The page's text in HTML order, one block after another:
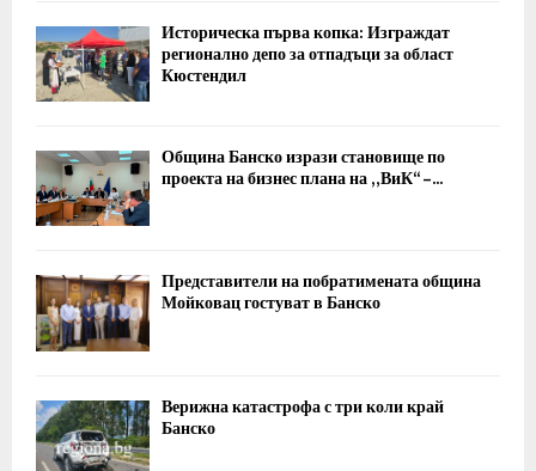
Историческа първа копка: Изграждат
регионално депо за отпадъци за област
Кюстендил
Община Банско изрази становище по
проекта на бизнес плана на „ВиК“ –...
Представители на побратимената община
Мойковац гостуват в Банско
Верижна катастрофа с три коли край
Банско